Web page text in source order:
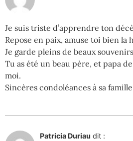
Je suis triste d’apprendre ton
Repose en paix, amuse toi bien la
Je garde pleins de beaux
Tu as été un beau père, et papa
moi.
Sincères condoléances à sa
Patricia Duriau dit :